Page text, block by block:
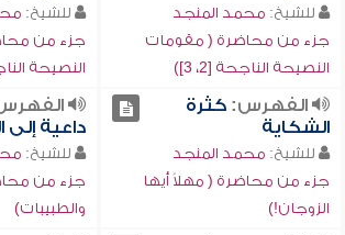
للشيخ: محمد المنجد
جزء من محاضرة ( مقومات
النصيحة الناجحة [2، 3])
للشيخ:
جزء من
النصيحة
الفهرس:كثرة
الشكاية
للشيخ: محمد المنجد
جزء من محاضرة ( مهلاً أيها
الزوجان!)
داعية إلى
للشيخ:
جزء من
والطبيبات)